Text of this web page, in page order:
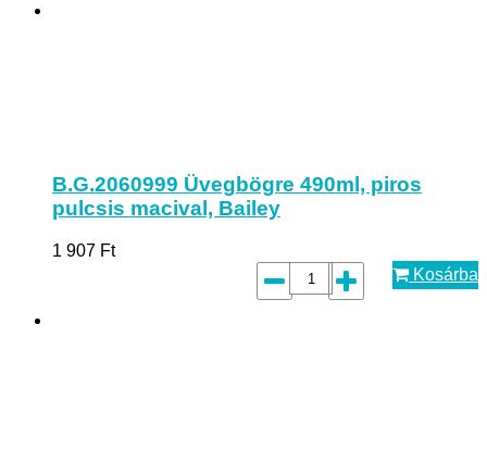
B.G.2060999 Üvegbögre 490ml, piros
pulcsis macival, Bailey
1 907 Ft
Kosárba